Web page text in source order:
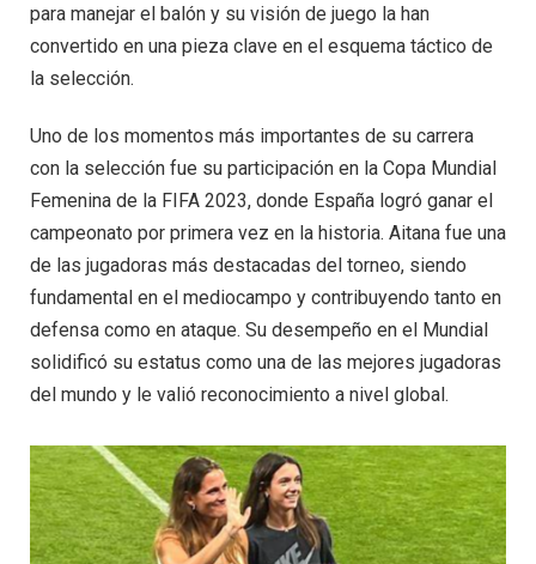
para manejar el balón y su visión de juego la han
convertido en una pieza clave en el esquema táctico de
la selección.
Uno de los momentos más importantes de su carrera
con la selección fue su participación en la Copa Mundial
Femenina de la FIFA 2023, donde España logró ganar el
campeonato por primera vez en la historia. Aitana fue una
de las jugadoras más destacadas del torneo, siendo
fundamental en el mediocampo y contribuyendo tanto en
defensa como en ataque. Su desempeño en el Mundial
solidificó su estatus como una de las mejores jugadoras
del mundo y le valió reconocimiento a nivel global.